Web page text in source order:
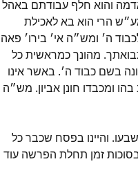
והוא חלף עבודתם באהל
הרי הוא בא לאכילת
ה׳ ומש״ה אי׳ בירו׳ פאה
מהונך כמראשית כל
בשם כבוד ה׳. באשר אינו
ומכבדו חונן אביון. מש״ה
והיינו בפסח שכבר כל
זמן תחלת הפרשה עוד